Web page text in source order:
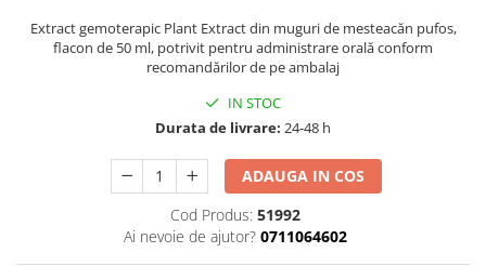
Supliment Magneziu
Supliment Vitamina B
Supliment Vitamina D3
Supliment Vitamina E
Supliment Zinc
Tincturi si Gemoderivate
Tuse gat si respiratie
Extract gemoterapic Plant Extract din muguri de mesteacăn pufos,
flacon de 50 ml, potrivit pentru administrare orală conform
recomandărilor de pe ambalaj
IN STOC
Durata de livrare: 24-48 h
ADAUGA IN COS
Cod Produs: 51992
Ai nevoie de ajutor? 0711064602